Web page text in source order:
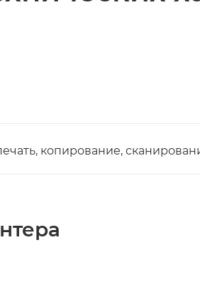
копирование,